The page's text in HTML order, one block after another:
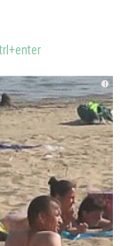
i